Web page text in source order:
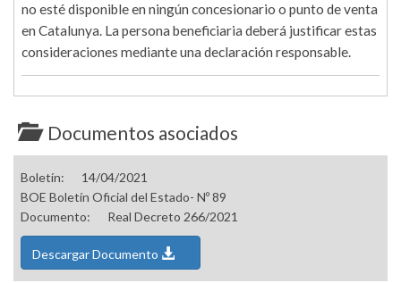
no esté disponible en ningún concesionario o punto de venta
en Catalunya. La persona beneficiaria deberá justificar estas
consideraciones mediante una declaración responsable.
Documentos asociados
Boletín:
14/04/2021
BOE Boletín Oficial del Estado- Nº 89
Documento:
Real Decreto 266/2021
Descargar Documento